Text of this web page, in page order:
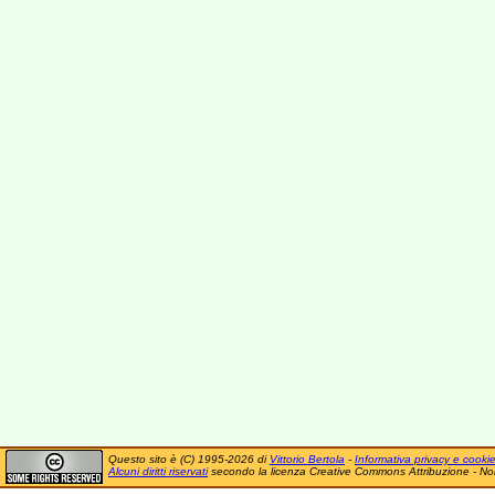
Questo sito è (C) 1995-2026 di Vittorio Bertola - Informativa privacy e cookie
Alcuni diritti riservatisecondo la licenza Creative Commons Attribuzione -